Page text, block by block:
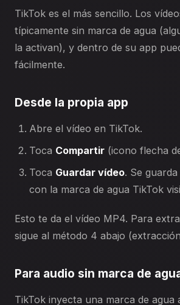
TikTok es el más sencillo. Los
típicamente sin marca de agua
la activan), y dentro de su app
fácilmente.
Desde la propia app
Abre el vídeo en TikTok.
Toca Compartir (icono flecha
Toca Guardar vídeo. Se
con la marca de agua TikTok
Esto te da el vídeo MP4. Para
sigue al método 4 abajo
Para audio sin marca de
TikTok inyecta una marca de agua